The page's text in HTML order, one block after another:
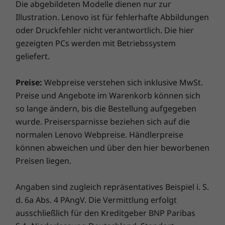
und Computer Vision-Technologie. Vier
integrierte Mikrofone mit KI-gestützter
Geräuschunterdrückung durch Dolby Voice
sowie vier Lautsprecher mit Dolby Atmos
Zusammenarbeit.
Jedes Pixel zählt
Betriebssystems, von Routern/APs/Gateways, die Wi-Fi 6E unterstützen, sowie von
den regionalen behördlichen Zertifizierungen und der Frequenzzuweisung.
Anschlüsse/Steckplätze
2 x USB-C Thunderbolt™ 4
Kopfhörer-/Mikrofon-Kombianschluss
HDMI 2.0b
Optional: Nano SIM-Steckplatz
Tastatur
Spritzwassergeschützt
Glas-TrackPad 110 mm
Bedrohungen effizient abwehren. Entfesseln Sie das
Potenzial für eine spannende virtuelle Reise!
Die abgebildeten Modelle dienen nur zur
Illustration. Lenovo ist für fehlerhafte Abbildungen
oder Druckfehler nicht verantwortlich. Die hier
gezeigten PCs werden mit Betriebssystem
geliefert.
Preise: Webpreise verstehen sich inklusive MwSt.
Preise und Angebote im Warenkorb können sich
so lange ändern, bis die Bestellung aufgegeben
wurde. Preisersparnisse beziehen sich auf die
normalen Lenovo Webpreise. Händlerpreise
können abweichen und über den hier beworbenen
Preisen liegen.
Angaben sind zugleich repräsentatives Beispiel i. S.
d. 6a Abs. 4 PAngV. Die Vermittlung erfolgt
ausschließlich für den Kreditgeber BNP Paribas